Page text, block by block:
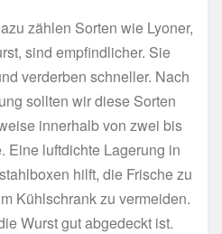
zählen Sorten wie Lyoner,
sind empfindlicher. Sie
verderben schneller. Nach
sollten wir diese Sorten
innerhalb von zwei bis
Eine luftdichte Lagerung in
hilft, die Frische zu
Kühlschrank zu vermeiden.
Wurst gut abgedeckt ist.